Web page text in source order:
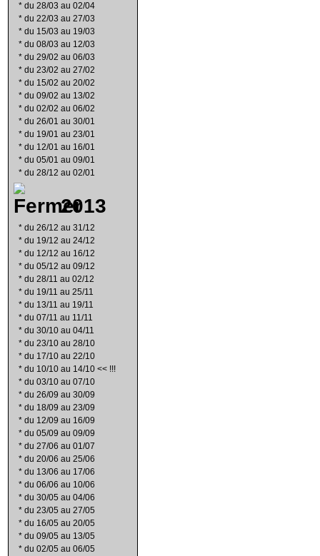
* du 28/03 au 02/04
* du 22/03 au 27/03
* du 15/03 au 19/03
* du 08/03 au 12/03
* du 29/02 au 06/03
* du 23/02 au 27/02
* du 15/02 au 20/02
* du 09/02 au 13/02
* du 02/02 au 06/02
* du 26/01 au 30/01
* du 19/01 au 23/01
* du 12/01 au 16/01
* du 05/01 au 09/01
* du 28/12 au 02/01
2013
* du 26/12 au 31/12
* du 19/12 au 24/12
* du 12/12 au 16/12
* du 05/12 au 09/12
* du 28/11 au 02/12
* du 19/11 au 25/11
* du 13/11 au 19/11
* du 07/11 au 11/11
* du 30/10 au 04/11
* du 23/10 au 28/10
* du 17/10 au 22/10
* du 10/10 au 14/10 << !!!
* du 03/10 au 07/10
* du 26/09 au 30/09
* du 18/09 au 23/09
* du 12/09 au 16/09
* du 05/09 au 09/09
* du 27/06 au 01/07
* du 20/06 au 25/06
* du 13/06 au 17/06
* du 06/06 au 10/06
* du 30/05 au 04/06
* du 23/05 au 27/05
* du 16/05 au 20/05
* du 09/05 au 13/05
* du 02/05 au 06/05